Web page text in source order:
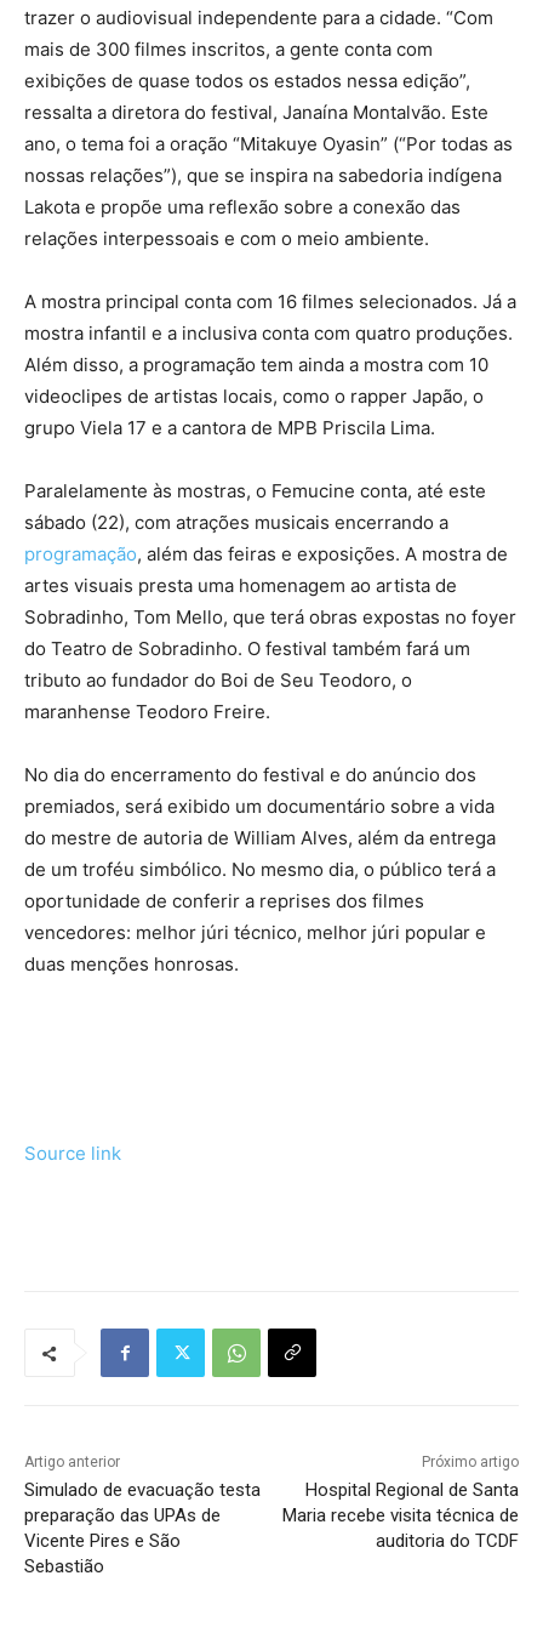
trazer o audiovisual independente para a cidade. “Com
mais de 300 filmes inscritos, a gente conta com
exibições de quase todos os estados nessa edição”,
ressalta a diretora do festival, Janaína Montalvão. Este
ano, o tema foi a oração “Mitakuye Oyasin” (“Por todas as
nossas relações”), que se inspira na sabedoria indígena
Lakota e propõe uma reflexão sobre a conexão das
relações interpessoais e com o meio ambiente.
A mostra principal conta com 16 filmes selecionados. Já a
mostra infantil e a inclusiva conta com quatro produções.
Além disso, a programação tem ainda a mostra com 10
videoclipes de artistas locais, como o rapper Japão, o
grupo Viela 17 e a cantora de MPB Priscila Lima.
Paralelamente às mostras, o Femucine conta, até este
sábado (22), com atrações musicais encerrando a
programação, além das feiras e exposições. A mostra de
artes visuais presta uma homenagem ao artista de
Sobradinho, Tom Mello, que terá obras expostas no foyer
do Teatro de Sobradinho. O festival também fará um
tributo ao fundador do Boi de Seu Teodoro, o
maranhense Teodoro Freire.
No dia do encerramento do festival e do anúncio dos
premiados, será exibido um documentário sobre a vida
do mestre de autoria de William Alves, além da entrega
de um troféu simbólico. No mesmo dia, o público terá a
oportunidade de conferir a reprises dos filmes
vencedores: melhor júri técnico, melhor júri popular e
duas menções honrosas.
Source link
Artigo anterior
Simulado de evacuação testa
preparação das UPAs de
Vicente Pires e São
Sebastião
Próximo artigo
Hospital Regional de Santa
Maria recebe visita técnica de
auditoria do TCDF